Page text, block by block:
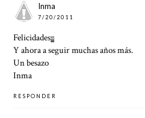
Inma
7/20/2011
Felicidades¡¡¡
Y ahora a seguir muchas años más.
Un besazo
Inma
RESPONDER